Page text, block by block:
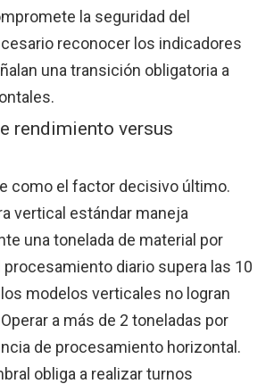
la seguridad del
reconocer los indicadores
una transición obligatoria a
rendimiento versus
como el factor decisivo último.
vertical estándar maneja
una tonelada de material por
procesamiento diario supera las 10
modelos verticales no logran
a más de 2 toneladas por
de procesamiento horizontal.
obliga a realizar turnos